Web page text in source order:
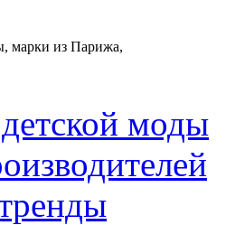
марки из Парижа,
моды